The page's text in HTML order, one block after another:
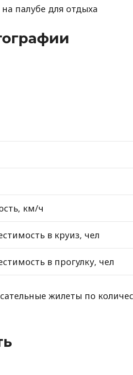
палубе для отдыха
км/ч
в круиз, чел
в прогулку, чел
жилеты по